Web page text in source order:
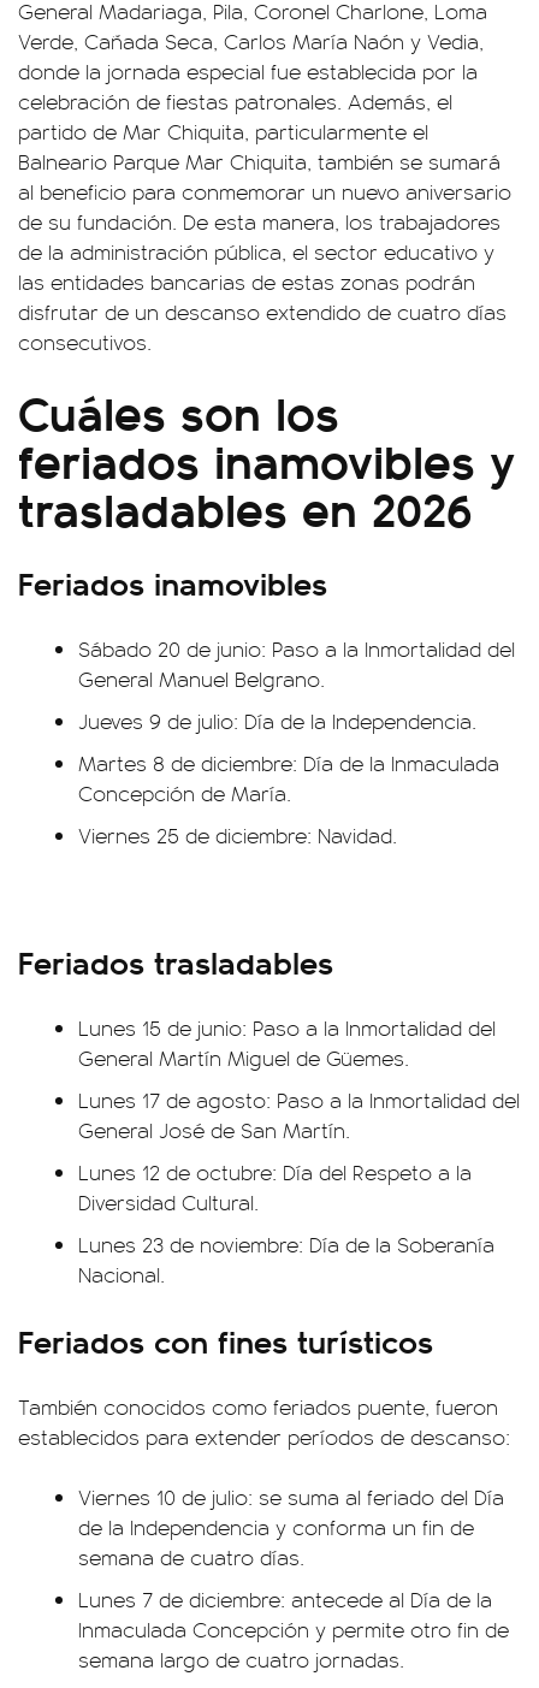
General Madariaga, Pila, Coronel Charlone, Loma
Verde, Cañada Seca, Carlos María Naón y Vedia,
donde la jornada especial fue establecida por la
celebración de fiestas patronales. Además, el
partido de Mar Chiquita, particularmente el
Balneario Parque Mar Chiquita, también se sumará
al beneficio para conmemorar un nuevo aniversario
de su fundación. De esta manera, los trabajadores
de la administración pública, el sector educativo y
las entidades bancarias de estas zonas podrán
disfrutar de un descanso extendido de cuatro días
consecutivos.
Cuáles son los
feriados inamovibles y
trasladables en 2026
Feriados inamovibles
Sábado 20 de junio: Paso a la Inmortalidad del
General Manuel Belgrano.
Jueves 9 de julio: Día de la Independencia.
Martes 8 de diciembre: Día de la Inmaculada
Concepción de María.
Viernes 25 de diciembre: Navidad.
Feriados trasladables
Lunes 15 de junio: Paso a la Inmortalidad del
General Martín Miguel de Güemes.
Lunes 17 de agosto: Paso a la Inmortalidad del
General José de San Martín.
Lunes 12 de octubre: Día del Respeto a la
Diversidad Cultural.
Lunes 23 de noviembre: Día de la Soberanía
Nacional.
Feriados con fines turísticos
También conocidos como feriados puente, fueron
establecidos para extender períodos de descanso:
Viernes 10 de julio: se suma al feriado del Día
de la Independencia y conforma un fin de
semana de cuatro días.
Lunes 7 de diciembre: antecede al Día de la
Inmaculada Concepción y permite otro fin de
semana largo de cuatro jornadas.